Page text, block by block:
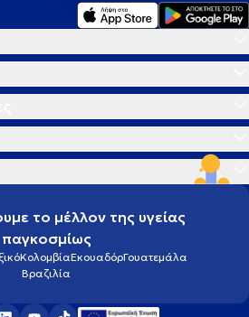
το μέλλον της υγείας
παγκοσμίως
ΚολομβίαΕκουαδόρΓουατεμάλα
Βραζιλία